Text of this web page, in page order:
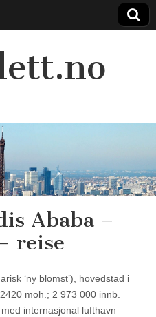
Ababa –
reise
‘ny blomst’), hovedstad i
moh.; 2 973 000 innb.
internasjonal lufthavn